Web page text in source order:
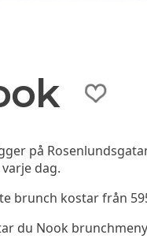
på
dag.
brunch kostar från
du Nook